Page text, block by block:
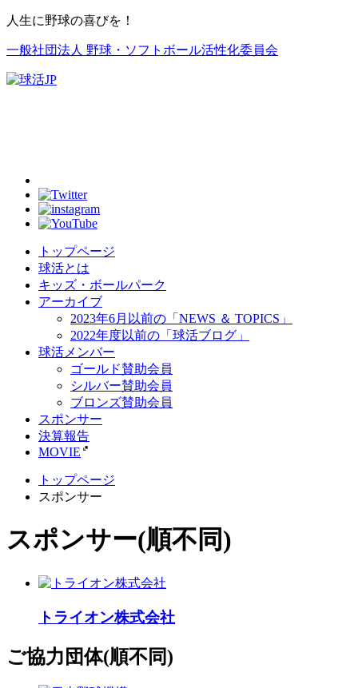
人生に野球の喜びを！
一般社団法人 野球・ソフトボール活性化委員会
トップページ
球活とは
キッズ・ボールパーク
アーカイブ
2023年6月以前の「NEWS ＆ TOPICS」
2022年度以前の「球活ブログ」
球活メンバー
ゴールド賛助会員
シルバー賛助会員
ブロンズ賛助会員
スポンサー
決算報告
MOVIE
トップページ
スポンサー
スポンサー(順不同)
トライオン株式会社
ご協力団体(順不同)